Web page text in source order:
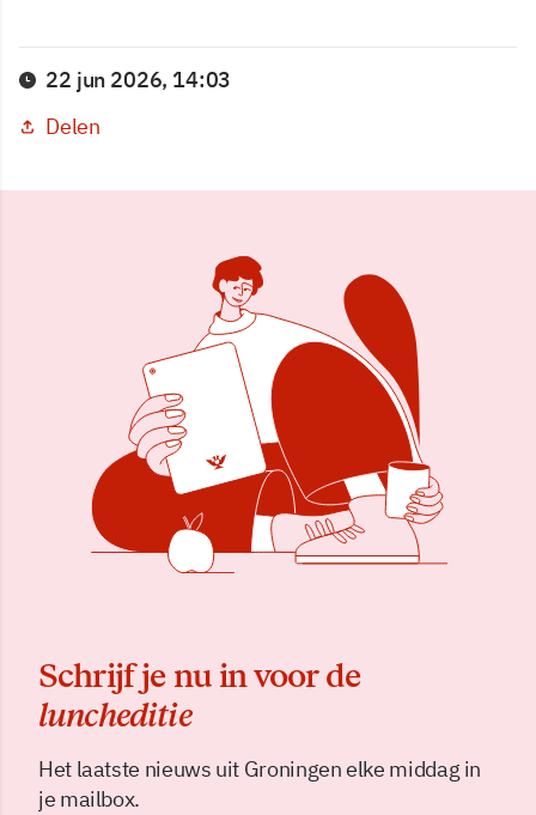
22 jun 2026, 14:03
Delen
Schrijf je nu in voor de
luncheditie
Het laatste nieuws uit Groningen elke middag in
je mailbox.